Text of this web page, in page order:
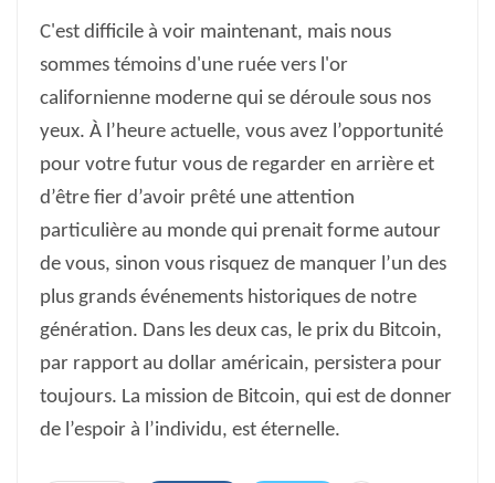
C'est difficile à voir maintenant, mais nous
sommes témoins d'une ruée vers l'or
californienne moderne qui se déroule sous nos
yeux. À l’heure actuelle, vous avez l’opportunité
pour votre futur vous de regarder en arrière et
d’être fier d’avoir prêté une attention
particulière au monde qui prenait forme autour
de vous, sinon vous risquez de manquer l’un des
plus grands événements historiques de notre
génération. Dans les deux cas, le prix du Bitcoin,
par rapport au dollar américain, persistera pour
toujours. La mission de Bitcoin, qui est de donner
de l’espoir à l’individu, est éternelle.